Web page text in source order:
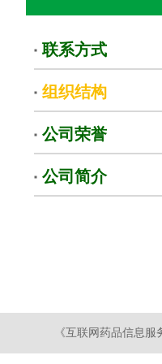
联系方式
组织结构
公司荣誉
公司简介
《互联网药品信息